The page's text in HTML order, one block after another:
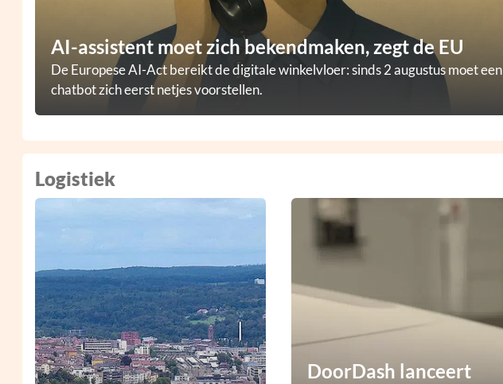
AI-assistent moet zich bekendmaken, zegt de EU
De Europese AI-Act bereikt de digitale winkelvloer: sinds 2 augustus moet een
chatbot zich eerst netjes voorstellen.
Logistiek
DoorDash lanceert